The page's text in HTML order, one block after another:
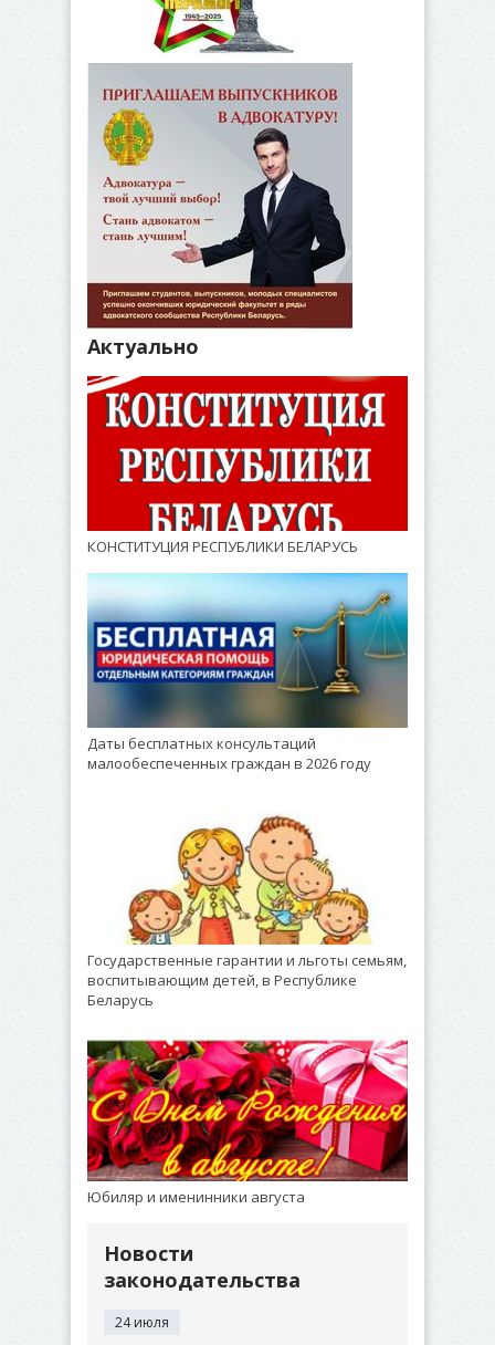
Актуально
КОНСТИТУЦИЯ РЕСПУБЛИКИ БЕЛАРУСЬ
Даты бесплатных консультаций
малообеспеченных граждан в 2026 году
Государственные гарантии и льготы семьям,
воспитывающим детей, в Республике
Беларусь
Юбиляр и именинники августа
Новости
законодательства
24 июля